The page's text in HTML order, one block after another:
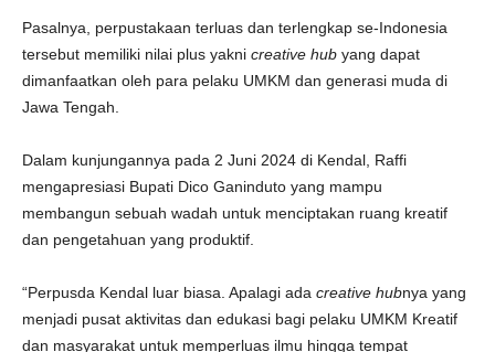
Pasalnya, perpustakaan terluas dan terlengkap se-Indonesia
tersebut memiliki nilai plus yakni creative hub yang dapat
dimanfaatkan oleh para pelaku UMKM dan generasi muda di
Jawa Tengah.
Dalam kunjungannya pada 2 Juni 2024 di Kendal, Raffi
mengapresiasi Bupati Dico Ganinduto yang mampu
membangun sebuah wadah untuk menciptakan ruang kreatif
dan pengetahuan yang produktif.
“Perpusda Kendal luar biasa. Apalagi ada creative hubnya yang
menjadi pusat aktivitas dan edukasi bagi pelaku UMKM Kreatif
dan masyarakat untuk memperluas ilmu hingga tempat